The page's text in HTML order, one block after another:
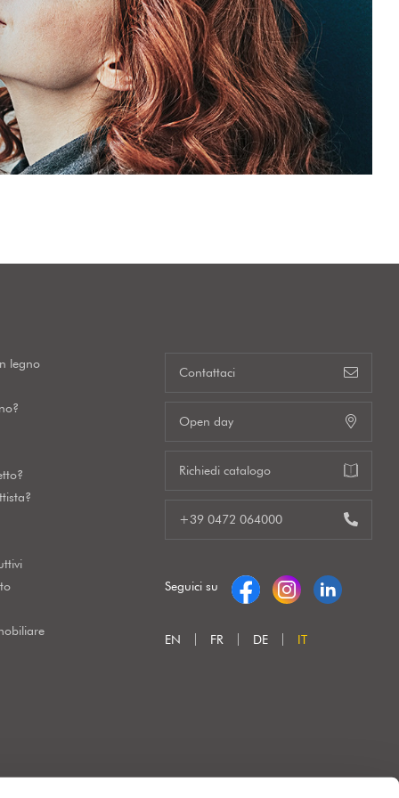
legno
Contattaci
Open day
Richiedi catalogo
+39 0472 064000
Seguici su
EN FR DE IT